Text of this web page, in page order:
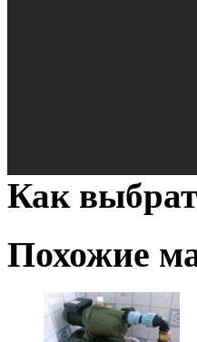
Как
Похожие